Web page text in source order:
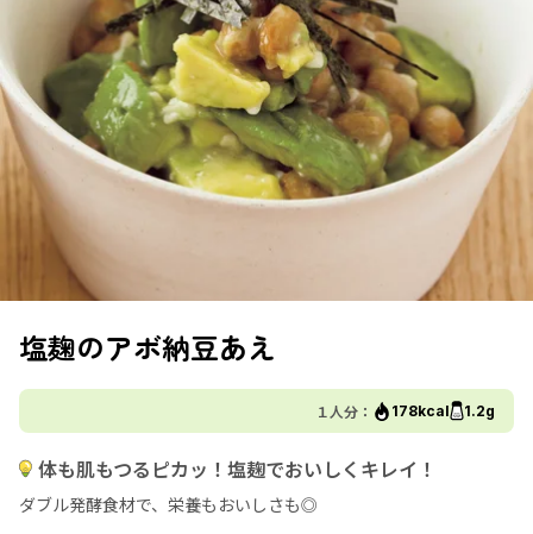
塩麹のアボ納豆あえ
１人分： 178kcal 1.2g
体も肌もつるピカッ！塩麹でおいしくキレイ！
ダブル発酵食材で、栄養もおいしさも◎